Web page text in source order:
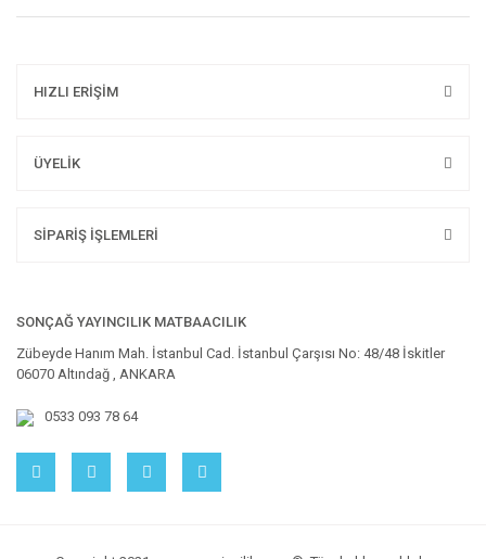
HIZLI ERİŞİM
ÜYELİK
SİPARİŞ İŞLEMLERİ
SONÇAĞ YAYINCILIK MATBAACILIK
Zübeyde Hanım Mah. İstanbul Cad. İstanbul Çarşısı No: 48/48 İskitler
06070 Altındağ , ANKARA
0533 093 78 64